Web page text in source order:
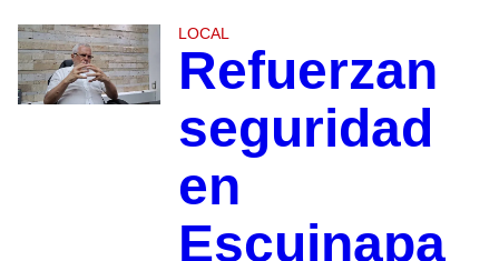
LOCAL
Refuerzan
seguridad
en
Escuinapa